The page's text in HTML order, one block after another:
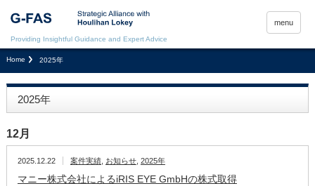
Providing Insightful Guidance and Expert Advice
menu
Home 2025年
2025年
12月
2025.12.22 案件実績, お知らせ, 2025年
マニー株式会社によるiRIS EYE GmbHの株式取得